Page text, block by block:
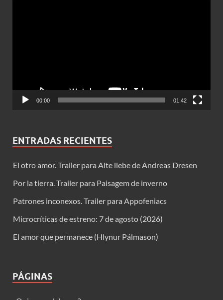
00:00 01:42
ENTRADAS RECIENTES
El otro amor. Trailer para Alte liebe de Andreas Dresen
Por la tierra. Trailer para Paisagem de inverno
Patrones inconexos. Trailer para Appofeniacs
Microcríticas de estreno: 7 de agosto (2026)
El amor que permanece (Hlynur Pálmason)
PÁGINAS